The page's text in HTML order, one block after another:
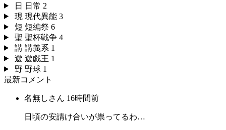
日
日常 2
現 現代異能 3
短 短編祭 6
聖 聖杯戦争 4
講 講義系 1
遊 遊戯王 1
野 野球 1
最新コメント
名無しさん 16時間前
日頃の安請け合いが祟ってるわ…